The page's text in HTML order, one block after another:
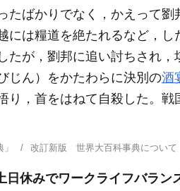
ばかりでなく，かえって劉
には糧道を絶たれるなど，
たが，劉邦に追い討ちされ
じん）をかたわらに決別の酒
，首をはねて自殺した。戦
改訂新版 世界大百科事典につい
休みでワークライフバラン